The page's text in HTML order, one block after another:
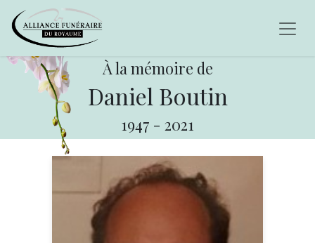
À la mémoire de
Daniel Boutin
1947 - 2021